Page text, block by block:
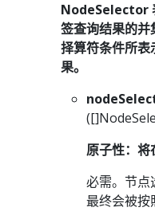
NodeSelector
签查询结果的
择算符条件所
果。
原子性：
必需。节点
最终会被按